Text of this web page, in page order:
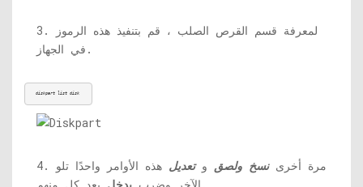
3. لمعرفة قسم القرص الصلب ، قم بتنفيذ هذه الرموز
في الجهاز.
diskpart list disk
4. مرة أخرىنسخ ولصق وتعديل هذه الأوامر واحدًا تلو
الآخر وضرب يدخل